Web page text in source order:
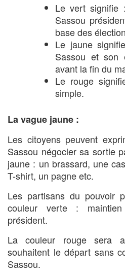
Le vert signifie
Sassou
base des
Le jaune
Sassou et son
avant la fin du
Le rouge
simple.
La vague jaune :
Les citoyens peuvent
Sassou négocier sa sortie
jaune : un brassard, une
T-shirt, un pagne etc.
Les partisans du pouvoir
couleur verte :
président.
La couleur rouge sera
souhaitent le départ sans
Sassou.